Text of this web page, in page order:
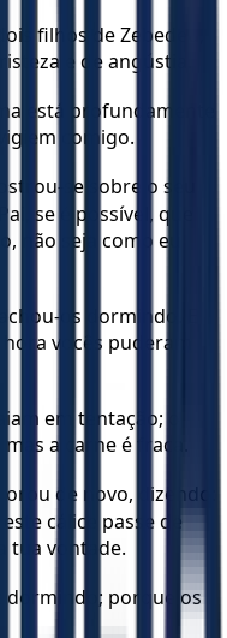
filhos de Zebedeu,
e de angústia.
está profundamente
comigo.
se sobre o seu
se é possível, que
não seja como eu
os dormindo. E
vocês puderam
em tentação; o
a carne é fraca.
de novo, dizendo:
cálice passe de
tua vontade.
dormindo; porque os